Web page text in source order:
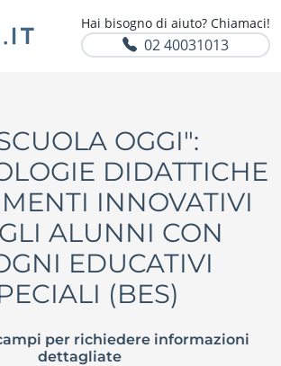
Hai bisogno di aiuto? Chiamaci!
02 40031013
OGGI":
DIDATTICHE
INNOVATIVI
ALUNNI CON
EDUCATIVI
(BES)
per richiedere informazioni
dettagliate